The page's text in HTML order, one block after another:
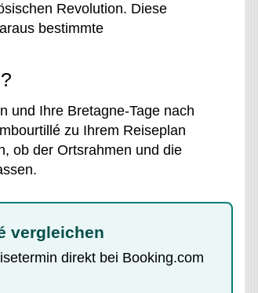
Revolution. Diese
bestimmte
und Ihre Bretagne-Tage nach
zu Ihrem Reiseplan
ob der Ortsrahmen und die
vergleichen
direkt bei Booking.com